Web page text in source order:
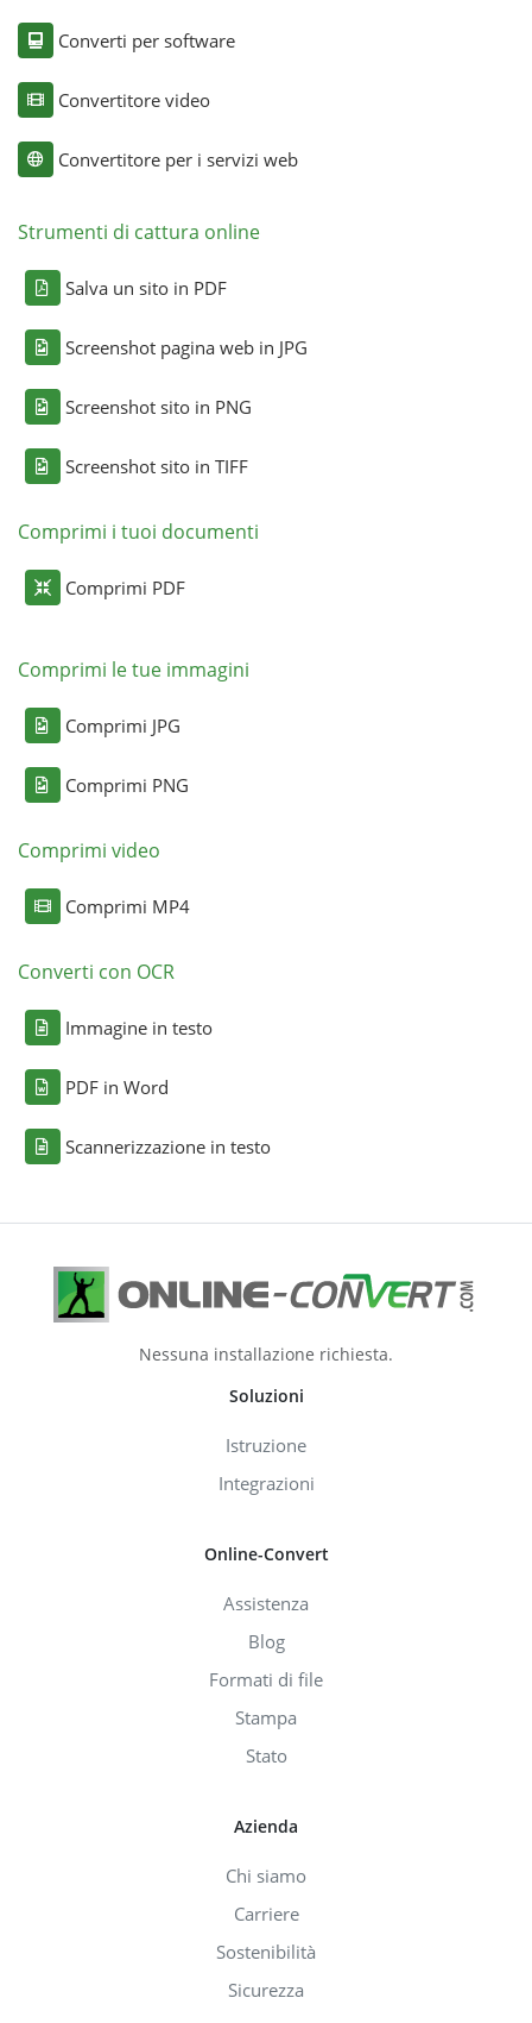
Converti per software
Convertitore video
Convertitore per i servizi web
Strumenti di cattura online
Salva un sito in PDF
Screenshot pagina web in JPG
Screenshot sito in PNG
Screenshot sito in TIFF
Comprimi i tuoi documenti
Comprimi PDF
Comprimi le tue immagini
Comprimi JPG
Comprimi PNG
Comprimi video
Comprimi MP4
Converti con OCR
Immagine in testo
PDF in Word
Scannerizzazione in testo
Nessuna installazione richiesta.
Soluzioni
Istruzione
Integrazioni
Online-Convert
Assistenza
Blog
Formati di file
Stampa
Stato
Azienda
Chi siamo
Carriere
Sostenibilità
Sicurezza